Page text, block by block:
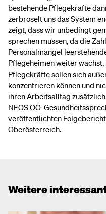
bestehende Pflegekräfte
zerbröselt uns das System
zeigt, dass wir unbedingt
sprechen müssen, da die
Personalmangel
Pflegeheimen weiter
Pflegekräfte sollen sich
konzentrieren können und
ihren Arbeitsalltag
NEOS OÖ-
veröffentlichten
Oberösterreich.
Weitere